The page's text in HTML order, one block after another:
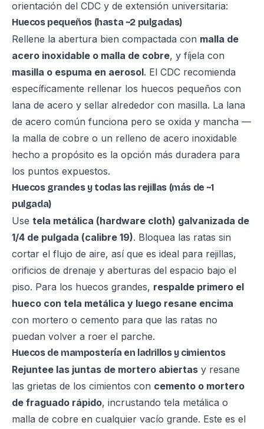
orientación del CDC y de extensión universitaria:
Huecos pequeños (hasta ~2 pulgadas)
Rellene la abertura bien compactada con malla de
acero inoxidable o malla de cobre, y fíjela con
masilla o espuma en aerosol. El CDC recomienda
específicamente rellenar los huecos pequeños con
lana de acero y sellar alrededor con masilla. La lana
de acero común funciona pero se oxida y mancha —
la malla de cobre o un relleno de acero inoxidable
hecho a propósito es la opción más duradera para
los puntos expuestos.
Huecos grandes y todas las rejillas (más de ~1
pulgada)
Use tela metálica (hardware cloth) galvanizada de
1/4 de pulgada (calibre 19). Bloquea las ratas sin
cortar el flujo de aire, así que es ideal para rejillas,
orificios de drenaje y aberturas del espacio bajo el
piso. Para los huecos grandes, respalde primero el
hueco con tela metálica y luego resane encima
con mortero o cemento para que las ratas no
puedan volver a roer el parche.
Huecos de mampostería en ladrillos y cimientos
Rejuntee las juntas de mortero abiertas y resane
las grietas de los cimientos con cemento o mortero
de fraguado rápido, incrustando tela metálica o
malla de cobre en cualquier vacío grande. Este es el